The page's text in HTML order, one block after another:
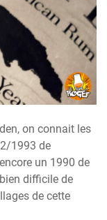
on connait les
1993 de
un 1990 de
difficile de
de cette